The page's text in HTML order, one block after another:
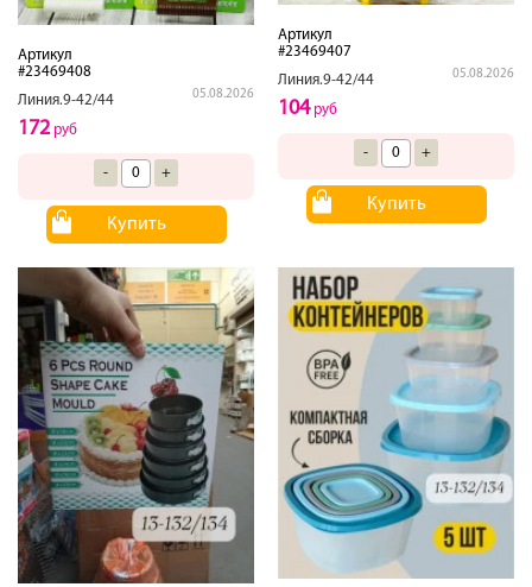
Артикул
#23469408
Линия.9-42/44
05.08.2026
172руб
- +
Купить
Артикул
#23469407
Линия.9-42/44
05.08.2026
104руб
- +
Купить